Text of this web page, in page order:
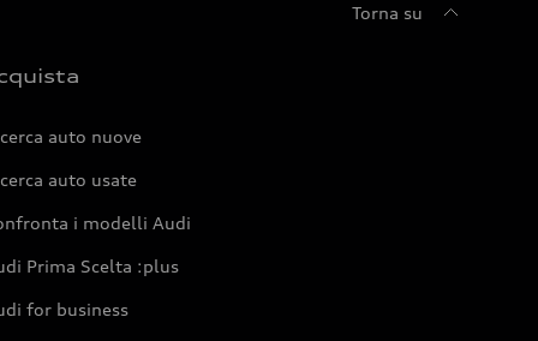
Torna su
auto nuove
auto usate
i modelli Audi
Prima Scelta :plus
for business